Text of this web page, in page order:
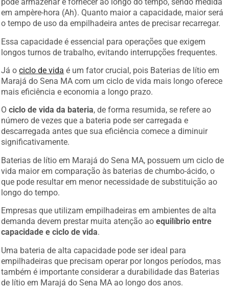
em ampère-hora (Ah). Quanto maior a capacidade, maior será
o tempo de uso da empilhadeira antes de precisar recarregar.
Essa capacidade é essencial para operações que exigem
longos turnos de trabalho, evitando interrupções frequentes.
Já ociclo de vida é um fator crucial, pois Baterias de lítio em
Marajá do Sena MA com um ciclo de vida mais longo oferece
mais eficiência e economia a longo prazo.
Ociclo de vida da bateria, de forma resumida, se refere ao
número de vezes que a bateria pode ser carregada e
descarregada antes que sua eficiência comece a diminuir
significativamente.
Baterias de lítio em Marajá do Sena MA, possuem um ciclo de
vida maior em comparação às baterias de chumbo-ácido, o
que pode resultar em menor necessidade de substituição ao
longo do tempo.
Empresas que utilizam empilhadeiras em ambientes de alta
demanda devem prestar muita atenção aoequilíbrio entre
capacidade e ciclo de vida.
Uma bateria de alta capacidade pode ser ideal para
empilhadeiras que precisam operar por longos períodos, mas
também é importante considerar a durabilidade das Baterias
de lítio em Marajá do Sena MA ao longo dos anos.